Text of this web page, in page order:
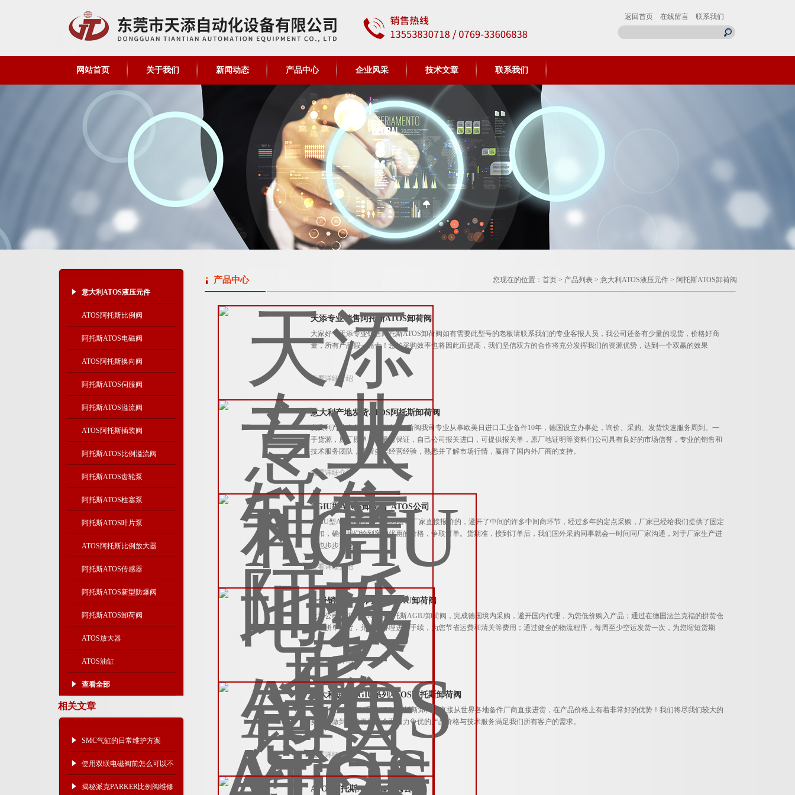
返回首页 在线留言 联系我们
网站首页 关于我们 新闻动态 产品中心 企业风采 技术文章 联系我们
意大利ATOS液压元件
ATOS阿托斯比例阀
阿托斯ATOS电磁阀
ATOS阿托斯换向阀
阿托斯ATOS伺服阀
阿托斯ATOS溢流阀
ATOS阿托斯插装阀
阿托斯ATOS比例溢流阀
阿托斯ATOS齿轮泵
阿托斯ATOS柱塞泵
阿托斯ATOS叶片泵
ATOS阿托斯比例放大器
阿托斯ATOS传感器
阿托斯ATOS新型防爆阀
阿托斯ATOS卸荷阀
ATOS放大器
ATOS油缸
查看全部
相关文章
SMC气缸的日常维护方案
使用双联电磁阀前怎么可以不
了解这些！
揭秘派克PARKER比例阀维修
产品中心 您现在的位置： 首页 > 产品列表 > 意大利ATOS液压元件 > 阿托斯ATOS卸荷阀
天添专业销售阿托斯ATOS卸荷阀
大家好，天添专业销售阿托斯ATOS卸荷阀如有需要此型号的老板请联系我们的专业客报人员，我公司还备有少量的现货，价格好商
量，所有产品假一赔十！您的采购效率也将因此而提高，我们坚信双方的合作将充分发挥我们的资源优势，达到一个双赢的效果
查看详细介绍
意大利产地发货ATOS阿托斯卸荷阀
意大利产地发货ATOS阿托斯卸荷阀我司专业从事欧美日进口工业备件10年，德国设立办事处，询价、采购、发货快速服务周到。一
手货源，原厂原单，质量有保证，自己公司报关进口，可提供报关单，原厂地证明等资料们公司具有良好的市场信誉，专业的销售和
技术服务团队，凭着多年经营经验，熟悉并了解市场行情，赢得了国内外厂商的支持。
查看详细介绍
AGIU型ATOS卸荷阀*ATOS公司
AGIU型ATOS卸荷阀*ATOS公司厂家直接报价的，避开了中间的许多中间商环节，经过多年的定点采购，厂家已经给我们提供了固定
折扣，确保我们给到客户优惠的价格，争取订单。货期准，接到订单后，我们国外采购同事就会一时间同厂家沟通，对于厂家生产进
度也步步清楚
查看详细介绍
一级销售ATOS阿托斯AGIU卸荷阀
天添公司一级销售ATOS阿托斯AGIU卸荷阀，完成德国境内采购，避开国内代理，为您低价购入产品；通过在德国法兰克福的拼货仓
库，拼单发货，并集中办理进口手续，为您节省运费和清关等费用；通过健全的物流程序，每周至少空运发货一次，为您缩短货期
查看详细介绍
意大利进口AGIU系列ATOS阿托斯卸荷阀
意大利进口AGIU系列ATOS阿托斯卸荷阀直接从世界各地备件厂商直接进货，在产品价格上有着非常好的优势！我们将尽我们较大的
努力，做到更快更好更全面，力争优的产品价格与技术服务满足我们所有客户的需求。
查看详细介绍
ATOS阿托斯AGIU卸荷阀公司